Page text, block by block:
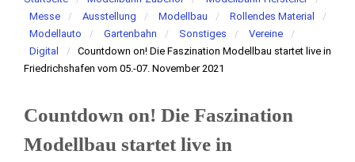
Messe
Ausstellung Modellbau
Rollendes Material
Modellauto
Gartenbahn Sonstiges
Vereine
Digital
Countdown on! Die Faszination Modellbau startet live in
Friedrichshafen vom 05.-07. November 2021
Countdown on! Die Faszination
Modellbau startet live in